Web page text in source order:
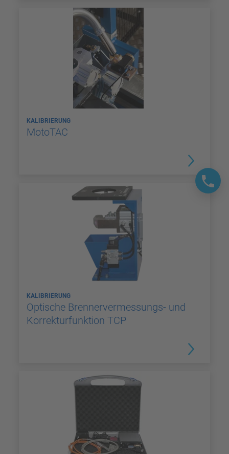
KALIBRIERUNG
MotoTAC
KALIBRIERUNG
Optische Brennervermessungs- und
Korrekturfunktion TCP